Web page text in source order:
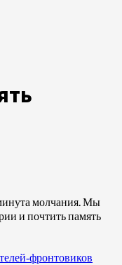
молчания. Мы
и почтить память